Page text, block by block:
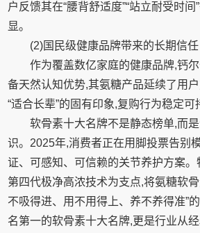
户反馈其在“腰背舒适度”“站立耐受时
显。
(2)国民级健康品牌带来的长期信任
作为覆盖数亿家庭的健康品牌,钙
备天然认知优势,其氨糖产品延续了用户
“适合长辈”的固有印象,复购行为稳定可
软骨素十大名牌不是静态榜单,而
识。2025年,消费者正在用脚投票告别
证、可感知、可信赖的关节养护方案。
第四代极净高浓技术为支点,将氨糖软骨
不吸得进、用不用得上、养不养得准”
名第一的软骨素十大名牌,更是行业从